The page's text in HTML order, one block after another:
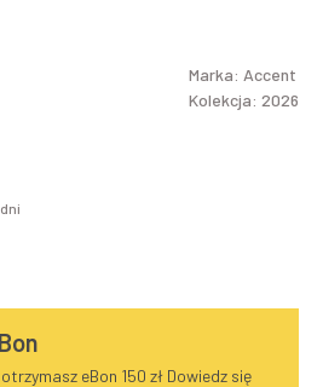
Marka: Accent
Kolekcja: 2026
eBon 150 zł Dowiedz się